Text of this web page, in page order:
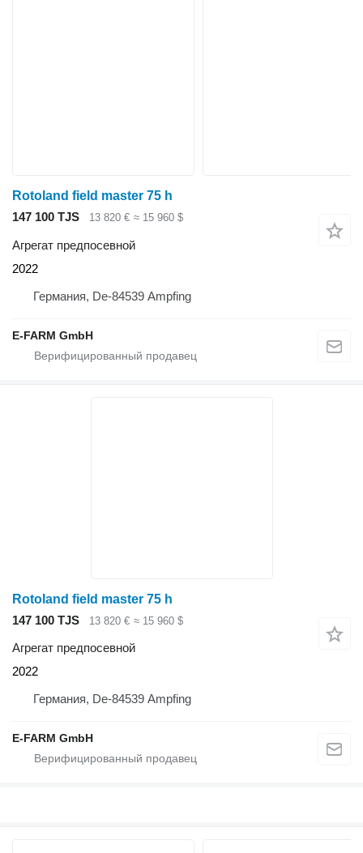
Rotoland field master 75 h
147 100 TJS
13 820 € ≈ 15 960 $
Агрегат предпосевной
2022
Германия, De-84539 Ampfing
E-FARM GmbH
Rotoland field master 75 h
147 100 TJS
13 820 € ≈ 15 960 $
Агрегат предпосевной
2022
Германия, De-84539 Ampfing
E-FARM GmbH